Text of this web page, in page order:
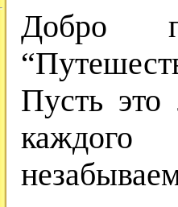
Добро
Пусть это